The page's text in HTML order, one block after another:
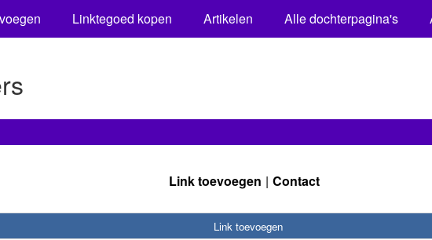
Linktegoed kopen Artikelen Alle dochterpagina's
Link toevoegen Contact
Link toevoegen